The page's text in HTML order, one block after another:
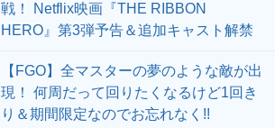
戦！ Netflix映画『THE RIBBON
HERO』第3弾予告＆追加キャスト解禁
【FGO】全マスターの夢のような敵が出
現！ 何周だって回りたくなるけど1回き
り＆期間限定なのでお忘れなく!!